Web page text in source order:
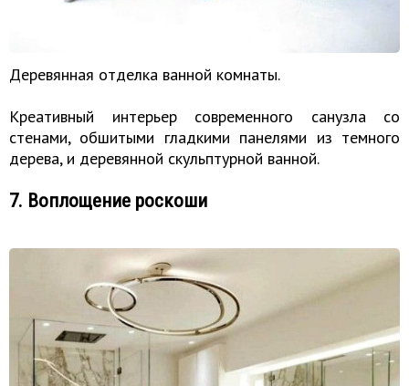
Деревянная отделка ванной комнаты.
Креативный интерьер современного санузла со
стенами, обшитыми гладкими панелями из темного
дерева, и деревянной скульптурной ванной.
7. Воплощение роскоши